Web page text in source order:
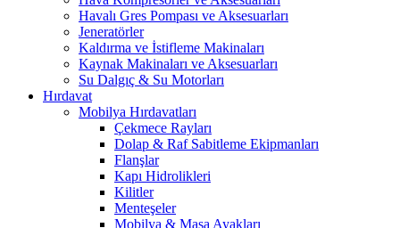
Havalı Gres Pompası ve Aksesuarları
Jeneratörler
Kaldırma ve İstifleme Makinaları
Kaynak Makinaları ve Aksesuarları
Su Dalgıç & Su Motorları
Hırdavat
Mobilya Hırdavatları
Çekmece Rayları
Dolap & Raf Sabitleme Ekipmanları
Flanşlar
Kapı Hidrolikleri
Kilitler
Menteşeler
Mobilya & Masa Ayakları